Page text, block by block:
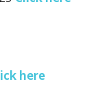
here